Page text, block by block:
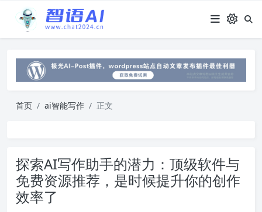
首页 ai智能写作 正文
探索AI写作助手的潜力：顶级软件与
免费资源推荐，是时候提升你的创作
效率了